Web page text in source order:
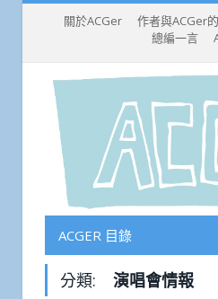
關於ACGer 作者與ACGer
總編一言
ACGER 目錄
分類: 演唱會情報